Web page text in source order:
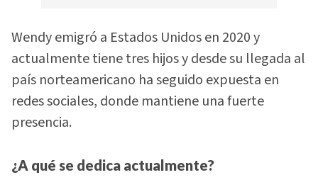
Wendy emigró a Estados Unidos en 2020 y
actualmente tiene tres hijos y desde su llegada al
país norteamericano ha seguido expuesta en
redes sociales, donde mantiene una fuerte
presencia.
¿A qué se dedica actualmente?